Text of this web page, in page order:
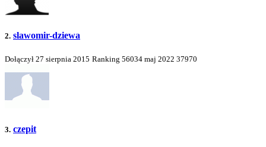
2. slawomir-dziewa
Dołączył 27 sierpnia 2015 Ranking 56034 maj 2022 37970
3. czepit